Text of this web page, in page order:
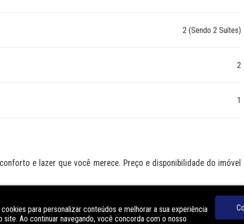
2 (Sendo 2 Suítes)
2
1
e lazer que você merece. Preço e disponibilidade do imóvel
para personalizar conteúdos e melhorar a sua experiência
site. Ao continuar navegando, você concorda com o nosso